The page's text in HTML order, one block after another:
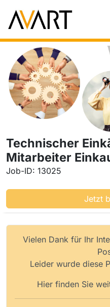
Technischer
Mitarbeiter
Job-ID: 13025
Jetzt
Vielen Dank für Ihr
Leider wurde diese
Hier finden Sie